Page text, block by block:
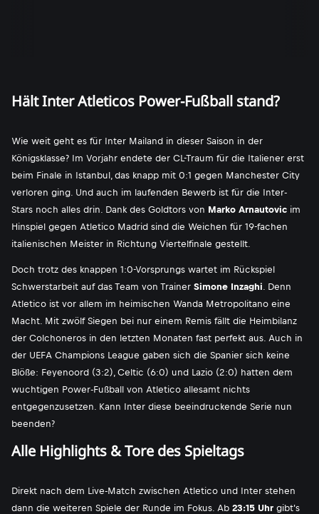
Hält Inter Atleticos Power-Fußball stand?
Wie weit geht es für Inter Mailand in dieser Saison in der
Königsklasse? Im Vorjahr endete der CL-Traum für die Italiener erst
beim Finale in Istanbul, das knapp mit 0:1 gegen Manchester City
verloren ging. Und auch im laufenden Bewerb ist für die Inter-
Stars noch alles drin. Dank des Goldtors von Marko Arnautovic im
Hinspiel gegen Atletico Madrid sind die Weichen für 19-fachen
italienischen Meister in Richtung Viertelfinale gestellt.
Doch trotz des knappen 1:0-Vorsprungs wartet im Rückspiel
Schwerstarbeit auf das Team von Trainer Simone Inzaghi. Denn
Atletico ist vor allem im heimischen Wanda Metropolitano eine
Macht. Mit zwölf Siegen bei nur einem Remis fällt die Heimbilanz
der Colchoneros in den letzten Monaten fast perfekt aus. Auch in
der UEFA Champions League gaben sich die Spanier sich keine
Blöße: Feyenoord (3:2), Celtic (6:0) und Lazio (2:0) hatten dem
wuchtigen Power-Fußball von Atletico allesamt nichts
entgegenzusetzen. Kann Inter diese beeindruckende Serie nun
beenden?
Alle Highlights & Tore des Spieltags
Direkt nach dem Live-Match zwischen Atletico und Inter stehen
dann die weiteren Spiele der Runde im Fokus. Ab 23:15 Uhr gibt's